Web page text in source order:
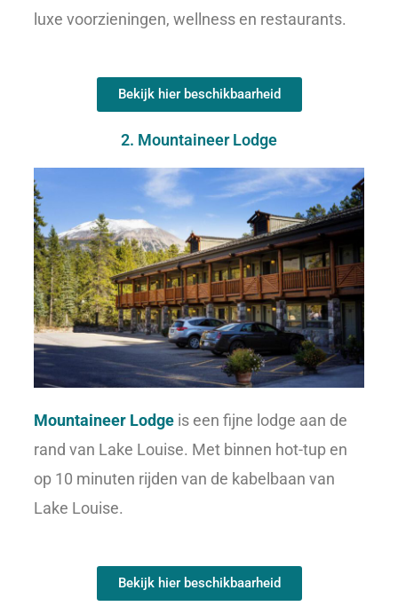
luxe voorzieningen, wellness en restaurants.
Bekijk hier beschikbaarheid
2. Mountaineer Lodge
Mountaineer Lodge is een fijne lodge aan de
rand van Lake Louise. Met binnen hot-tup en
op 10 minuten rijden van de kabelbaan van
Lake Louise.
Bekijk hier beschikbaarheid